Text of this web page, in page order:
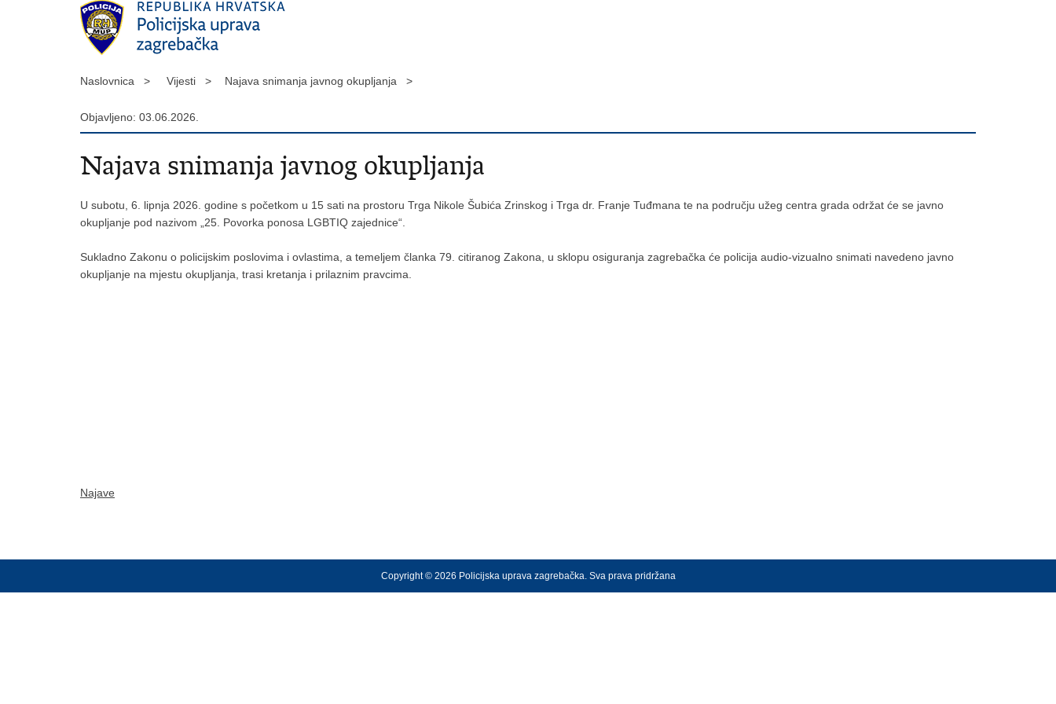
Naslovnica > Vijesti > Najava snimanja javnog okupljanja >
Objavljeno: 03.06.2026.
Najava snimanja javnog okupljanja
U subotu, 6. lipnja 2026. godine s početkom u 15 sati na prostoru Trga Nikole Šubića Zrinskog i Trga dr. Franje Tuđmana te na području užeg centra grada održat će se javno
okupljanje pod nazivom „25. Povorka ponosa LGBTIQ zajednice“.
Sukladno Zakonu o policijskim poslovima i ovlastima, a temeljem članka 79. citiranog Zakona, u sklopu osiguranja zagrebačka će policija audio-vizualno snimati navedeno javno
okupljanje na mjestu okupljanja, trasi kretanja i prilaznim pravcima.
Najave
Copyright © 2026 Policijska uprava zagrebačka. Sva prava pridržana